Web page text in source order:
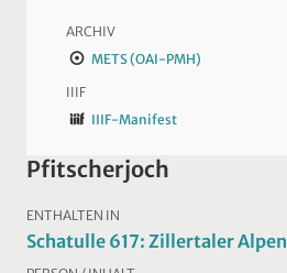
ARCHIV
METS (OAI-PMH)
IIIF
IIIF-Manifest
Pfitscherjoch
ENTHALTEN IN
Schatulle 617: Zillertaler Alpen